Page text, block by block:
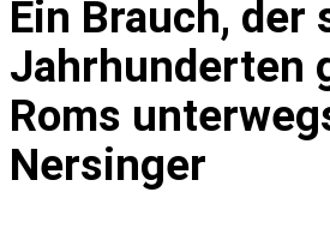
Ein Brauch,
Jahrhunderten
Roms
Nersinger